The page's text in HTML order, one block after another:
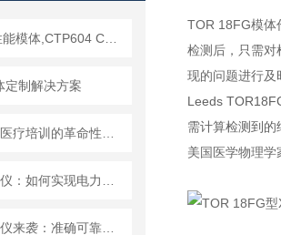
定制解决方案
TOR 18FG模体
检测后，只需对
现的问题进行及
Leeds
需计算检测到
美国医学物理